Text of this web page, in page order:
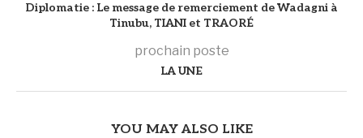
Diplomatie : Le message de remerciement de Wadagni à
Tinubu, TIANI et TRAORÉ
prochain poste
LA UNE
YOU MAY ALSO LIKE